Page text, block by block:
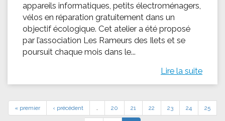
appareils informatiques, petits électroménagers,
vélos en réparation gratuitement dans un
objectif écologique. Cet atelier a été proposé
par l’association Les Rameurs des Ilets et se
poursuit chaque mois dans le...
Lire la suite
« premier ‹ précédent … 20 21 22 23 24 25